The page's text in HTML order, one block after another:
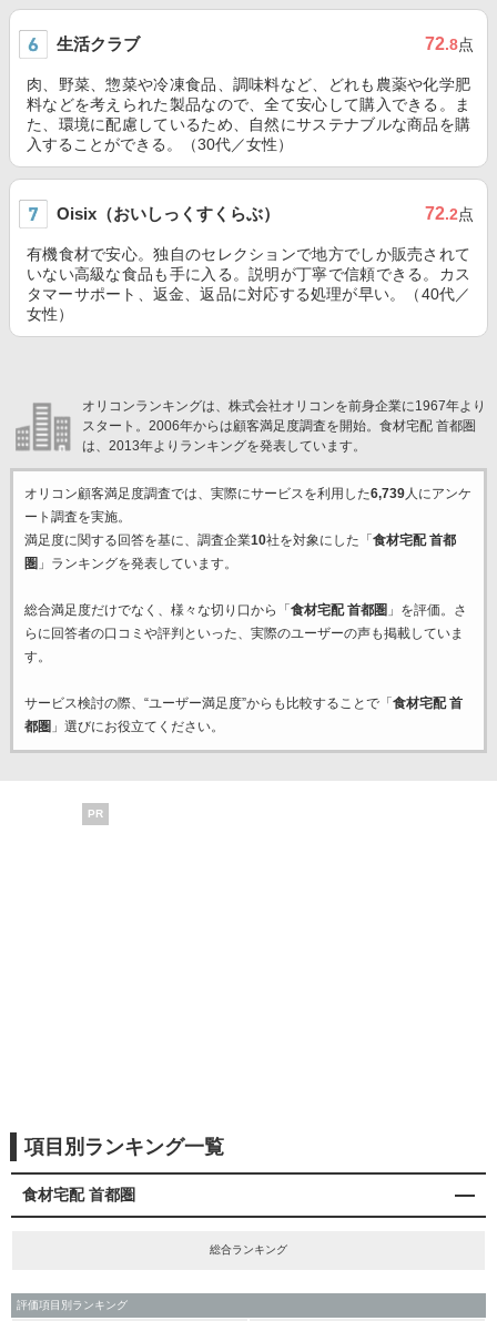
生活クラブ 72.8点
肉、野菜、惣菜や冷凍食品、調味料など、どれも農薬や化学肥
料などを考えられた製品なので、全て安心して購入できる。ま
た、環境に配慮しているため、自然にサステナブルな商品を購
入することができる。（30代／女性）
Oisix（おいしっくすくらぶ） 72.2点
有機食材で安心。独自のセレクションで地方でしか販売されて
いない高級な食品も手に入る。説明が丁寧で信頼できる。カス
タマーサポート、返金、返品に対応する処理が早い。（40代／
女性）
オリコンランキングは、株式会社オリコンを前身企業に1967年より
スタート。2006年からは顧客満足度調査を開始。食材宅配 首都圏
は、2013年よりランキングを発表しています。
オリコン顧客満足度調査では、実際にサービスを利用した6,739人にアンケ
ート調査を実施。
満足度に関する回答を基に、調査企業10社を対象にした「 食材宅配 首都
圏 」ランキングを発表しています。
総合満足度だけでなく、様々な切り口から「 食材宅配 首都圏 」を評価。さ
らに回答者の口コミや評判といった、実際のユーザーの声も掲載していま
す。
サービス検討の際、“ユーザー満足度”からも比較することで「 食材宅配 首
都圏 」選びにお役立てください。
PR
項目別ランキング一覧
食材宅配 首都圏
総合ランキング
評価項目別ランキング